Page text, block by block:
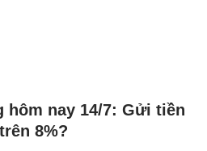
hôm nay 14/7: Gửi tiền
8%?